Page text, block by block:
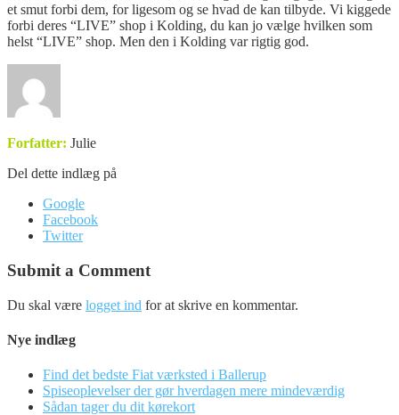
et smut forbi dem, for ligesom og se hvad de kan tilbyde. Vi kiggede
forbi deres “LIVE” shop i Kolding, du kan jo vælge hvilken som
helst “LIVE” shop. Men den i Kolding var rigtig god.
Forfatter: Julie
Del dette indlæg på
Google
Facebook
Twitter
Submit a Comment
Du skal være logget ind for at skrive en kommentar.
Nye indlæg
Find det bedste Fiat værksted i Ballerup
Spiseoplevelser der gør hverdagen mere mindeværdig
Sådan tager du dit kørekort